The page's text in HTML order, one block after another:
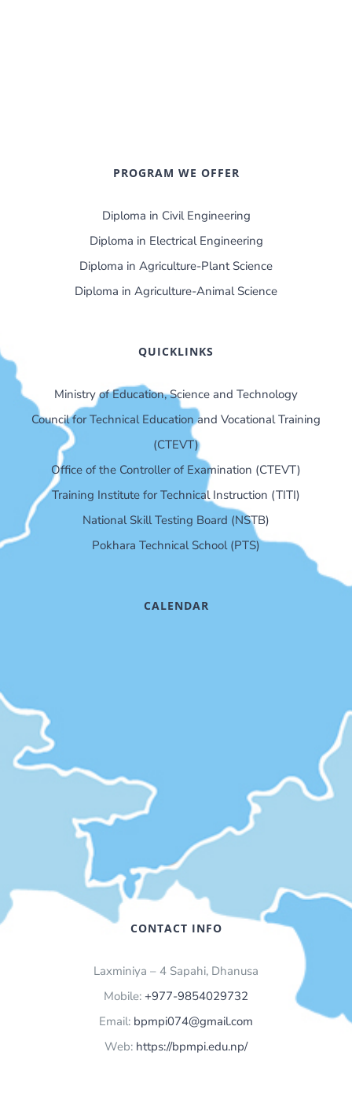
PROGRAM WE OFFER
Diploma in Civil Engineering
Diploma in Electrical Engineering
Diploma in Agriculture-Plant Science
Diploma in Agriculture-Animal Science
QUICKLINKS
Ministry of Education, Science and Technology
Council for Technical Education and Vocational Training
(CTEVT)
Office of the Controller of Examination (CTEVT)
Training Institute for Technical Instruction (TITI)
National Skill Testing Board (NSTB)
Pokhara Technical School (PTS)
CALENDAR
CONTACT INFO
Laxminiya – 4 Sapahi, Dhanusa
Mobile: +977-9854029732
Email: bpmpi074@gmail.com
Web: https://bpmpi.edu.np/